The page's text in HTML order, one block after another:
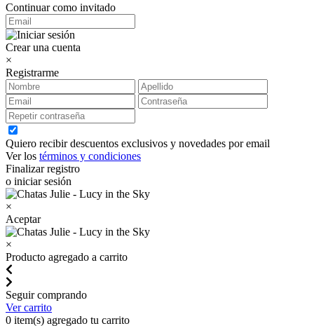
Continuar como invitado
Crear una cuenta
×
Registrarme
Quiero recibir descuentos exclusivos y novedades por email
Ver los términos y condiciones
Finalizar registro
o iniciar sesión
×
Aceptar
×
Producto agregado a carrito
Seguir comprando
Ver carrito
0 item(s) agregado tu carrito